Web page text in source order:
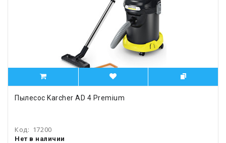
Пылесос Karcher AD 4 Premium
Код: 17200
Нет в наличии